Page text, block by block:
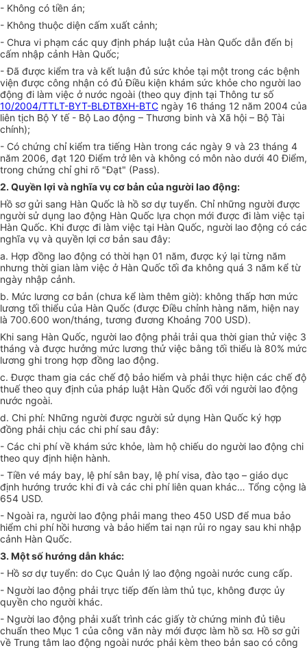
- Không có tiền án;
- Không thuộc diện cấm xuất cảnh;
- Chưa vi phạm các quy định pháp luật của Hàn Quốc dẫn đến bị
cấm nhập cảnh Hàn Quốc;
- Đã được kiểm tra và kết luận đủ sức khỏe tại một trong các bệnh
viện được công nhận có đủ Điều kiện khám sức khỏe cho người lao
động đi làm việc ở nước ngoài (theo quy định tại Thông tư số
10/2004/TTLT-BYT-BLĐTBXH-BTC ngày 16 tháng 12 năm 2004 của
liên tịch Bộ Y tế - Bộ Lao động – Thương binh và Xã hội – Bộ Tài
chính);
- Có chứng chỉ kiểm tra tiếng Hàn trong các ngày 9 và 23 tháng 4
năm 2006, đạt 120 Điểm trở lên và không có môn nào dưới 40 Điểm,
trong chứng chỉ ghi rõ "Đạt" (Pass).
2. Quyền lợi và nghĩa vụ cơ bản của người lao động:
Hồ sơ gửi sang Hàn Quốc là hồ sơ dự tuyển. Chỉ những người được
người sử dụng lao động Hàn Quốc lựa chọn mới được đi làm việc tại
Hàn Quốc. Khi được đi làm việc tại Hàn Quốc, người lao động có các
nghĩa vụ và quyền lợi cơ bản sau đây:
a. Hợp đồng lao động có thời hạn 01 năm, được ký lại từng năm
nhưng thời gian làm việc ở Hàn Quốc tối đa không quá 3 năm kể từ
ngày nhập cảnh.
b. Mức lương cơ bản (chưa kể làm thêm giờ): không thấp hơn mức
lương tối thiểu của Hàn Quốc (được Điều chỉnh hàng năm, hiện nay
là 700.600 won/tháng, tương đương Khoảng 700 USD).
Khi sang Hàn Quốc, người lao động phải trải qua thời gian thử việc 3
tháng và được hưởng mức lương thử việc bằng tối thiểu là 80% mức
lương ghi trong hợp đồng lao động.
c. Được tham gia các chế độ bảo hiểm và phải thực hiện các chế độ
thuế theo quy định của pháp luật Hàn Quốc đối với người lao động
nước ngoài.
d. Chi phí: Những người được người sử dụng Hàn Quốc ký hợp
đồng phải chịu các chi phí sau đây:
- Các chi phí về khám sức khỏe, làm hộ chiếu do người lao động chi
theo quy định hiện hành.
- Tiền vé máy bay, lệ phí sân bay, lệ phí visa, đào tạo – giáo dục
định hướng trước khi đi và các chi phí liên quan khác… Tổng cộng là
654 USD.
- Ngoài ra, người lao động phải mang theo 450 USD để mua bảo
hiểm chi phí hồi hương và bảo hiểm tai nạn rủi ro ngay sau khi nhập
cảnh Hàn Quốc.
3. Một số hướng dẫn khác:
- Hồ sơ dự tuyển: do Cục Quản lý lao động ngoài nước cung cấp.
- Người lao động phải trực tiếp đến làm thủ tục, không được ủy
quyền cho người khác.
- Người lao động phải xuất trình các giấy tờ chứng minh đủ tiêu
chuẩn theo Mục 1 của công văn này mới được làm hồ sơ. Hồ sơ gửi
về Trung tâm lao động ngoài nước phải kèm theo bản sao có công